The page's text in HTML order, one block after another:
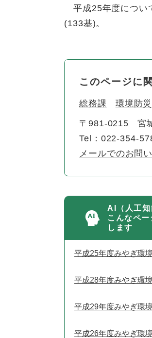
平成25年度につい
(133基)。
このページに
総務課 環境防
〒981-0215
宮
Tel：022-354-
メールでのお問
AI（人工知
こんなペ
します
平成25年度みやぎ環
平成28年度みやぎ環
平成29年度みやぎ環
平成26年度みやぎ環